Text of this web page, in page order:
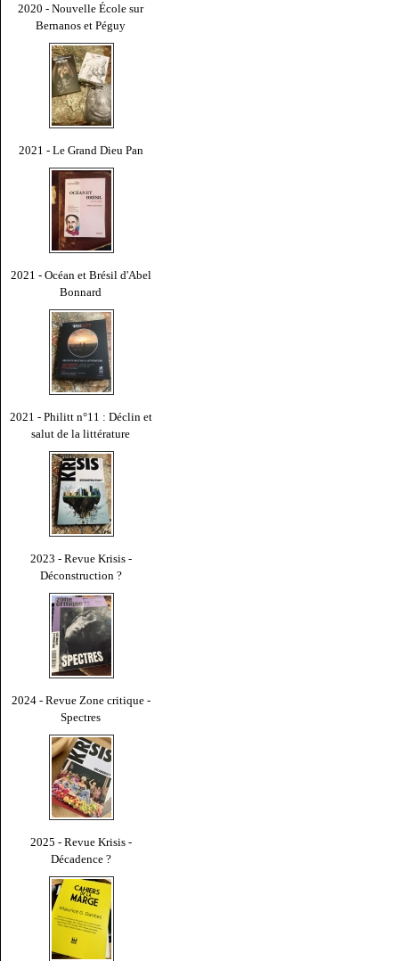
2020 - Nouvelle École sur
Bernanos et Péguy
2021 - Le Grand Dieu Pan
2021 - Océan et Brésil d'Abel
Bonnard
2021 - Philitt n°11 : Déclin et
salut de la littérature
2023 - Revue Krisis -
Déconstruction ?
2024 - Revue Zone critique -
Spectres
2025 - Revue Krisis -
Décadence ?